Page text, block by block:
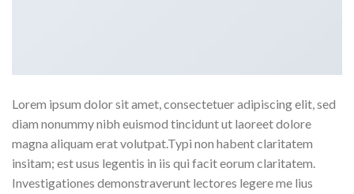
Lorem ipsum dolor sit amet, consectetuer adipiscing elit, sed
diam nonummy nibh euismod tincidunt ut laoreet dolore
magna aliquam erat volutpat.Typi non habent claritatem
insitam; est usus legentis in iis qui facit eorum claritatem.
Investigationes demonstraverunt lectores legere me lius